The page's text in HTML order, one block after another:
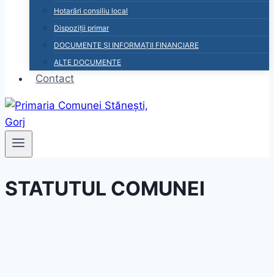
Hotarâri consiliu local
Dispoziții primar
DOCUMENTE ȘI INFORMAȚII FINANCIARE
ALTE DOCUMENTE
Contact
STATUTUL COMUNEI